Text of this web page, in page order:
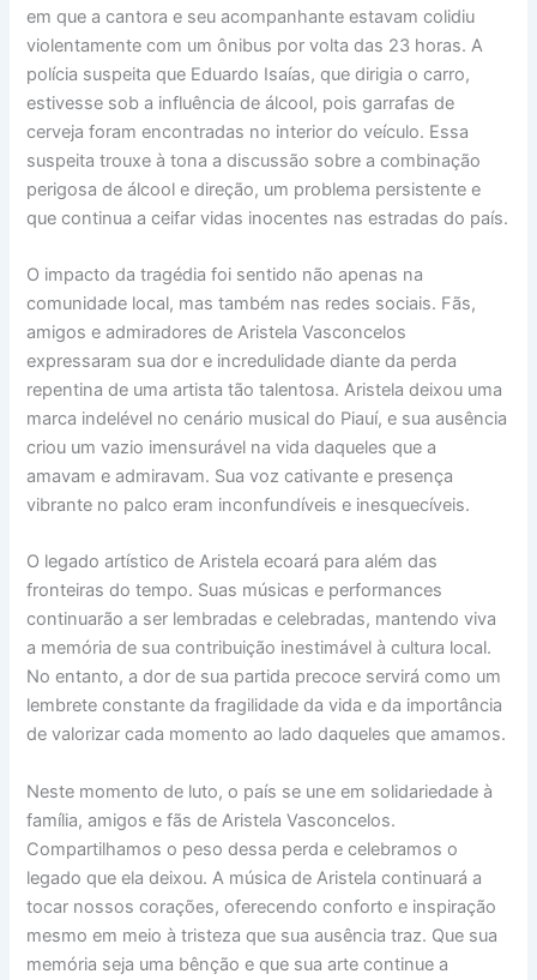
em que a cantora e seu acompanhante estavam colidiu
violentamente com um ônibus por volta das 23 horas. A
polícia suspeita que Eduardo Isaías, que dirigia o carro,
estivesse sob a influência de álcool, pois garrafas de
cerveja foram encontradas no interior do veículo. Essa
suspeita trouxe à tona a discussão sobre a combinação
perigosa de álcool e direção, um problema persistente e
que continua a ceifar vidas inocentes nas estradas do país.
O impacto da tragédia foi sentido não apenas na
comunidade local, mas também nas redes sociais. Fãs,
amigos e admiradores de Aristela Vasconcelos
expressaram sua dor e incredulidade diante da perda
repentina de uma artista tão talentosa. Aristela deixou uma
marca indelével no cenário musical do Piauí, e sua ausência
criou um vazio imensurável na vida daqueles que a
amavam e admiravam. Sua voz cativante e presença
vibrante no palco eram inconfundíveis e inesquecíveis.
O legado artístico de Aristela ecoará para além das
fronteiras do tempo. Suas músicas e performances
continuarão a ser lembradas e celebradas, mantendo viva
a memória de sua contribuição inestimável à cultura local.
No entanto, a dor de sua partida precoce servirá como um
lembrete constante da fragilidade da vida e da importância
de valorizar cada momento ao lado daqueles que amamos.
Neste momento de luto, o país se une em solidariedade à
família, amigos e fãs de Aristela Vasconcelos.
Compartilhamos o peso dessa perda e celebramos o
legado que ela deixou. A música de Aristela continuará a
tocar nossos corações, oferecendo conforto e inspiração
mesmo em meio à tristeza que sua ausência traz. Que sua
memória seja uma bênção e que sua arte continue a